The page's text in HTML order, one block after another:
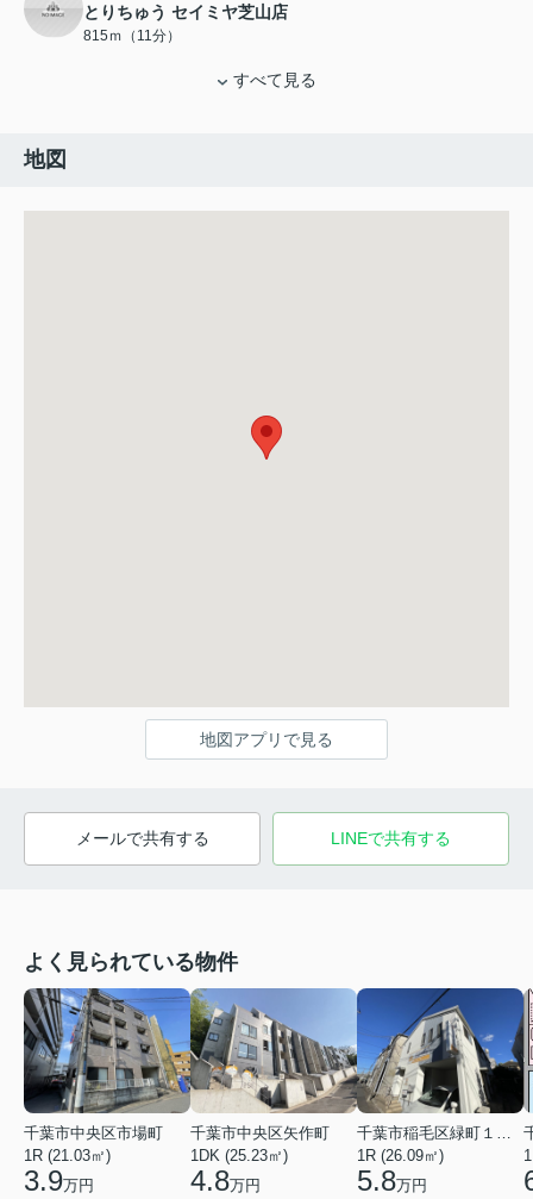
とりちゅう セイミヤ芝山店
815ｍ（11分）
すべて見る
地図
地図アプリで見る
メールで共有する LINEで共有する
よく見られている物件
千葉市中央区市場町
1R (21.03㎡)
3.9万円
千葉市中央区矢作町
1DK (25.23㎡)
4.8万円
千葉市稲毛区緑町１丁目
1R (26.09㎡)
5.8万円